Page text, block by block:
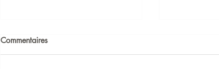
Commentaires